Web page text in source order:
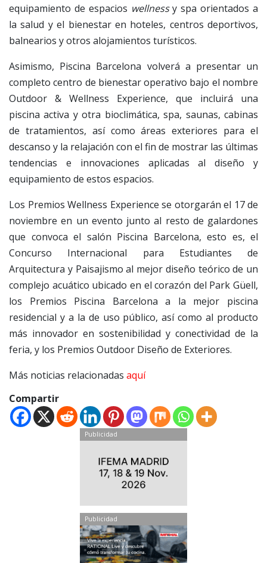
equipamiento de espacios wellnessy spa orientados a
la salud y el bienestar en hoteles, centros deportivos,
balnearios y otros alojamientos turísticos.
Asimismo, Piscina Barcelona volverá a presentar un
completo centro de bienestar operativo bajo el nombre
Outdoor & Wellness Experience, que incluirá una
piscina activa y otra bioclimática, spa, saunas, cabinas
de tratamientos, así como áreas exteriores para el
descanso y la relajación con el fin de mostrar las últimas
tendencias e innovaciones aplicadas al diseño y
equipamiento de estos espacios.
Los Premios Wellness Experience se otorgarán el 17 de
noviembre en un evento junto al resto de galardones
que convoca el salón Piscina Barcelona, esto es, el
Concurso Internacional para Estudiantes de
Arquitectura y Paisajismo al mejor diseño teórico de un
complejo acuático ubicado en el corazón del Park Güell,
los Premios Piscina Barcelona a la mejor piscina
residencial y a la de uso público, así como al producto
más innovador en sostenibilidad y conectividad de la
feria, y los Premios Outdoor Diseño de Exteriores.
Más noticias relacionadas aquí
Compartir
Publicidad
Publicidad